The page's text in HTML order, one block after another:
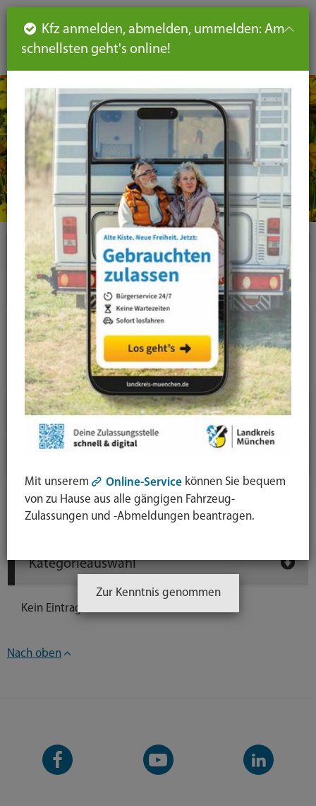
DE
Newsarchiv
Kategorieauswahl
Kein Eintrag vorhanden.
Plugins
News-Liste
News-Detail
Jahresauswahl
2026
2025
Nach oben
Facebook-
Seite
YouTube-
Kanal
LinkedIn-
Kanal
Seiteninhalt
Hauptnavigation
Seitennavigation
leichte
Sprache
Kfz anmelden, abmelden, ummelden: Am
schnellsten geht's online!
Mit unserem Online-Service können Sie bequem
von zu Hause aus alle gängigen Fahrzeug-
Zulassungen und -Abmeldungen beantragen.
Zur Kenntnis genommen